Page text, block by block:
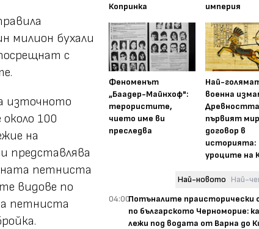
милион бухали
с
източното
100
на
представлява
петниста
видове по
петниста
Копринка
империя
Феноменът
„Баадер-Майнхоф":
терористите,
чието име ви
преследва
Най-
военна
първият
договор в
историята:
уроците на
Най-новото Най-
04:00Потъналите праисторически
по българското Черноморие:
лежи под водата от Варна до